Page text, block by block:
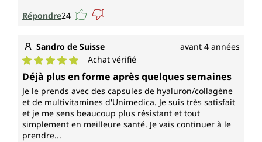
Répondre24
Sandro de Suisse avant 4 années
Note moyenne de 5 sur 5 étoiles
Achat vérifié
Déjà plus en forme après quelques semaines
Je le prends avec des capsules de hyaluron/collagène
et de multivitamines d'Unimedica. Je suis très satisfait
et je me sens beaucoup plus résistant et tout
simplement en meilleure santé. Je vais continuer à le
prendre...